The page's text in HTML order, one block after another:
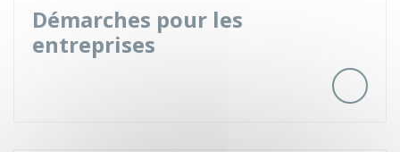
Démarches pour les
entreprises